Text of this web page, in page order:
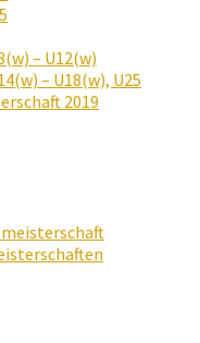
– U12(w)
– U18(w), U25
2019